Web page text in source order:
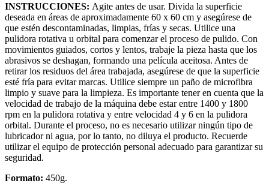
INSTRUCCIONES: Agite antes de usar. Divida la superficie
deseada en áreas de aproximadamente 60 x 60 cm y asegúrese de
que estén descontaminadas, limpias, frías y secas. Utilice una
pulidora rotativa u orbital para comenzar el proceso de pulido. Con
movimientos guiados, cortos y lentos, trabaje la pieza hasta que los
abrasivos se deshagan, formando una película aceitosa. Antes de
retirar los residuos del área trabajada, asegúrese de que la superficie
esté fría para evitar marcas. Utilice siempre un paño de microfibra
limpio y suave para la limpieza. Es importante tener en cuenta que la
velocidad de trabajo de la máquina debe estar entre 1400 y 1800
rpm en la pulidora rotativa y entre velocidad 4 y 6 en la pulidora
orbital. Durante el proceso, no es necesario utilizar ningún tipo de
lubricador ni agua, por lo tanto, no diluya el producto. Recuerde
utilizar el equipo de protección personal adecuado para garantizar su
seguridad.
Formato: 450g.